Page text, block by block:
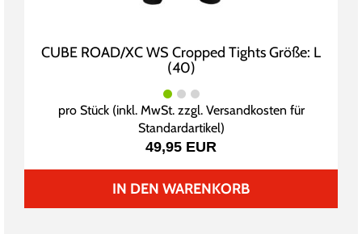
CUBE ROAD/XC WS Cropped Tights Größe: L
(40)
pro Stück (inkl. MwSt. zzgl. Versandkosten für
Standardartikel)
49,95 EUR
IN DEN WARENKORB